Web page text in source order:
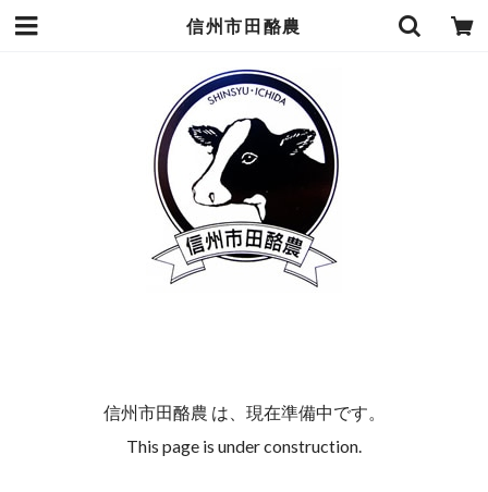
信州市田酪農
信州市田酪農 は、現在準備中です。
This page is under construction.